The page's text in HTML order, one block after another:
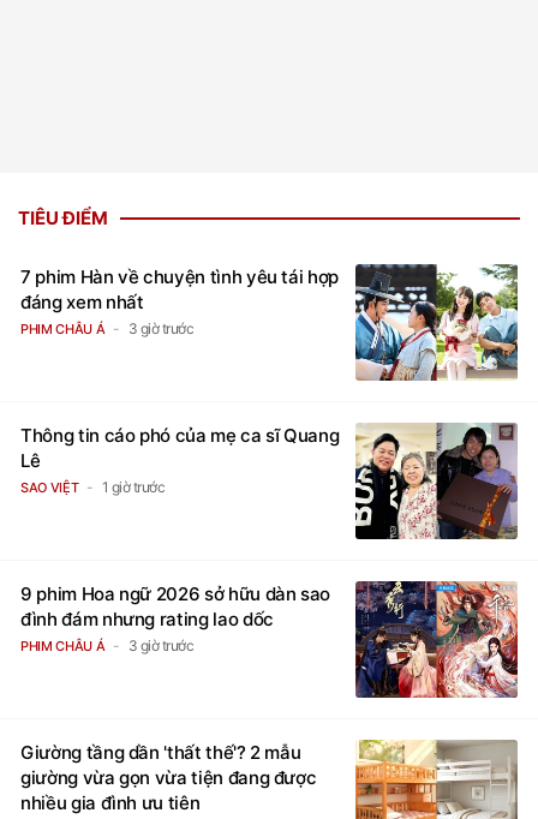
TIÊU ĐIỂM
7 phim Hàn về chuyện tình yêu tái hợp
đáng xem nhất
PHIM CHÂU Á 3 giờ trước
Thông tin cáo phó của mẹ ca sĩ Quang
Lê
SAO VIỆT 1 giờ trước
9 phim Hoa ngữ 2026 sở hữu dàn sao
đình đám nhưng rating lao dốc
PHIM CHÂU Á 3 giờ trước
Giường tầng dần 'thất thế'? 2 mẫu
giường vừa gọn vừa tiện đang được
nhiều gia đình ưu tiên